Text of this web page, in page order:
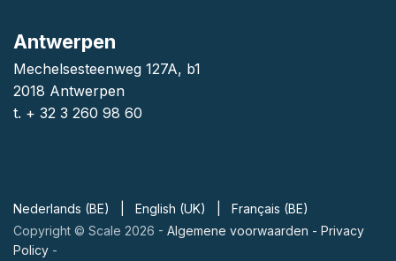
Antwerpen
Mechelsesteenweg 127A, b1
2018 Antwerpen
t. + 32 3 260 98 60
Copyright © Scale 2026 - Algemene voorwaarden - Privacy
Policy -
Nederlands (BE) English (UK) Français (BE)